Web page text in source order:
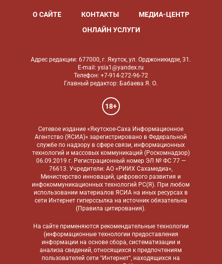
О САЙТЕ КОНТАКТЫ
МЕДИА-ЦЕНТР
ОНЛАЙН УСЛУГИ
Адрес редакции: 677000, г. Якутск, ул. Орджоникидзе, 31.
E-mail: ysia1@yandex.ru
Телефон: +7-914-272-96-72
Главный редактор: Бабаева Я. О.
18+
Сетевое издание «Якутское-Саха Информационное
Агентство (ЯСИА)» зарегистрировано в Федеральной
службе по надзору в сфере связи, информационных
технологий и массовых коммуникаций (Роскомнадзор)
06.09.2019 г. Регистрационный номер ЭЛ № ФС 77 —
76613. Учредители: АО «РИИХ Сахамедиа»,
Министерство инноваций, цифрового развития и
инфокоммуникационных технологий РС(Я). При любом
использовании материалов ЯСИА на иных ресурсах в
сети Интернет гиперссылка на источник обязательна
(Правила цитирования).
На сайте применяются рекомендательные технологии
(информационные технологии предоставления
информации на основе сбора, систематизации и
анализа сведений, относящихся к предпочтениям
пользователей сети "Интернет", находящихся на